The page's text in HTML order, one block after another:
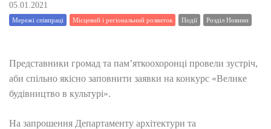
05.01.2021
Мережі співпраці Місцевий і регіональний розвиток Події Розділ Новини
Представники громад та пам’яткоохоронці провели зустріч,
аби спільно якісно заповнити заявки на конкурс «Велике
будівництво в культурі».
На запрошення Департаменту архітектури та